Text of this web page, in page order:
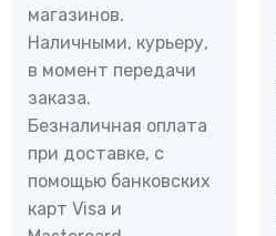
магазинов.
Наличными, курьеру,
в момент передачи
заказа.
Безналичная оплата
при доставке, с
помощью банковских
карт Visa и